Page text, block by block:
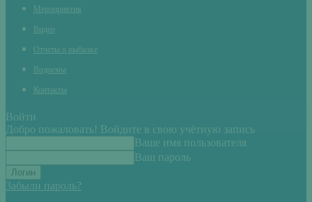
Мероприятия
Видео
Отчеты о рыбалке
Водоемы
Контакты
Войти
Добро пожаловать! Войдите в свою учётную запись
Ваше имя пользователя
Ваш пароль
Забыли пароль?